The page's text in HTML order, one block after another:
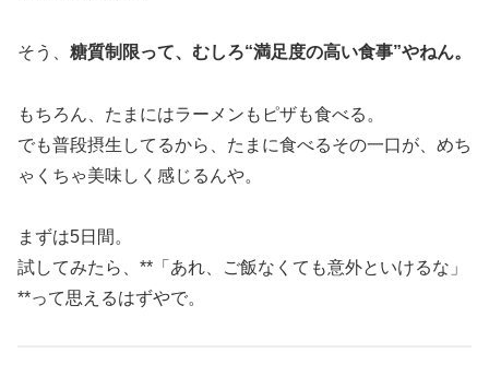
そう、 糖質制限って、むしろ“満足度の高い食事”やねん。
もちろん、たまにはラーメンもピザも食べる。
でも普段摂生してるから、たまに食べるその一口が、めち
ゃくちゃ美味しく感じるんや。
まずは5日間。
試してみたら、**「あれ、ご飯なくても意外といけるな」
**って思えるはずやで。